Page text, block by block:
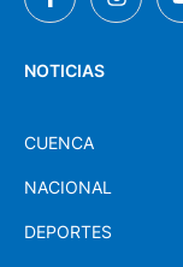
NOTICIAS
CUENCA
NACIONAL
DEPORTES